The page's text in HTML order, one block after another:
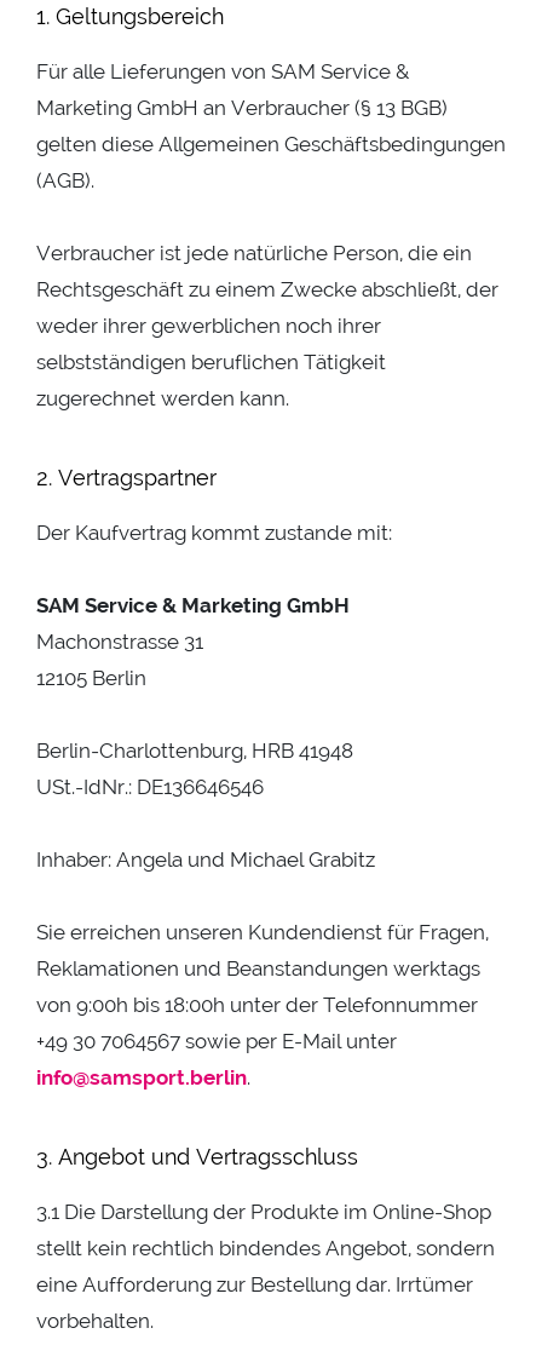
1. Geltungsbereich
Für alle Lieferungen von SAM Service &
Marketing GmbH an Verbraucher (§ 13 BGB)
gelten diese Allgemeinen Geschäftsbedingungen
(AGB).
Verbraucher ist jede natürliche Person, die ein
Rechtsgeschäft zu einem Zwecke abschließt, der
weder ihrer gewerblichen noch ihrer
selbstständigen beruflichen Tätigkeit
zugerechnet werden kann.
2. Vertragspartner
Der Kaufvertrag kommt zustande mit:
SAM Service & Marketing GmbH
Machonstrasse 31
12105 Berlin
Berlin-Charlottenburg, HRB 41948
USt.-IdNr.: DE136646546
Inhaber: Angela und Michael Grabitz
Sie erreichen unseren Kundendienst für Fragen,
Reklamationen und Beanstandungen werktags
von 9:00h bis 18:00h unter der Telefonnummer
+49 30 7064567 sowie per E-Mail unter
info@samsport.berlin.
3. Angebot und Vertragsschluss
3.1 Die Darstellung der Produkte im Online-Shop
stellt kein rechtlich bindendes Angebot, sondern
eine Aufforderung zur Bestellung dar. Irrtümer
vorbehalten.